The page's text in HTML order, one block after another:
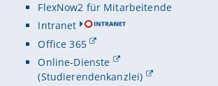
FlexNow2 für Mitarbeitende
Intranet
Office 365
Online-Dienste
(Studierendenkanzlei)